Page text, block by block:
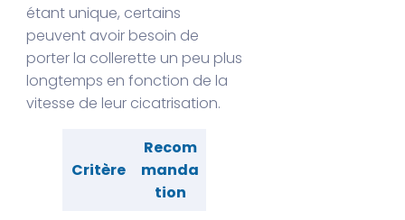
étant unique, certains
peuvent avoir besoin de
porter la collerette un peu plus
longtemps en fonction de la
vitesse de leur cicatrisation.
Critère
Recom
manda
tion